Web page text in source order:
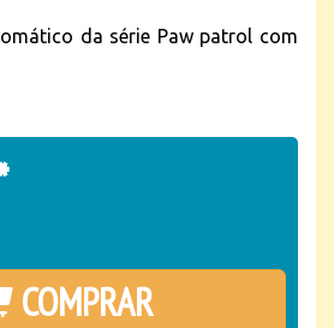
da série Paw patrol com
COMPRAR